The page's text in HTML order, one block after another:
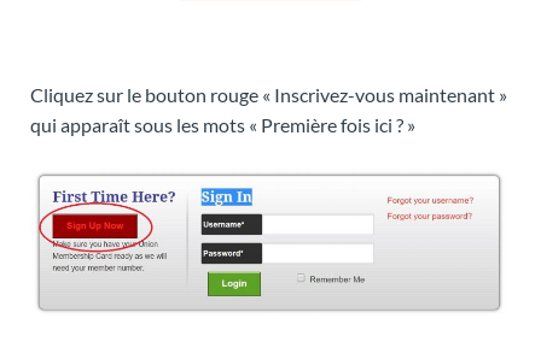
Cliquez sur le bouton rouge « Inscrivez-vous maintenant »
qui apparaît sous les mots « Première fois ici ? »